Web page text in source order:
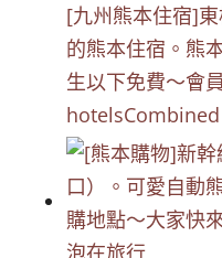
[九州熊本住宿]
的熊本住宿。熊
生以下免費～會
hotelsCombined